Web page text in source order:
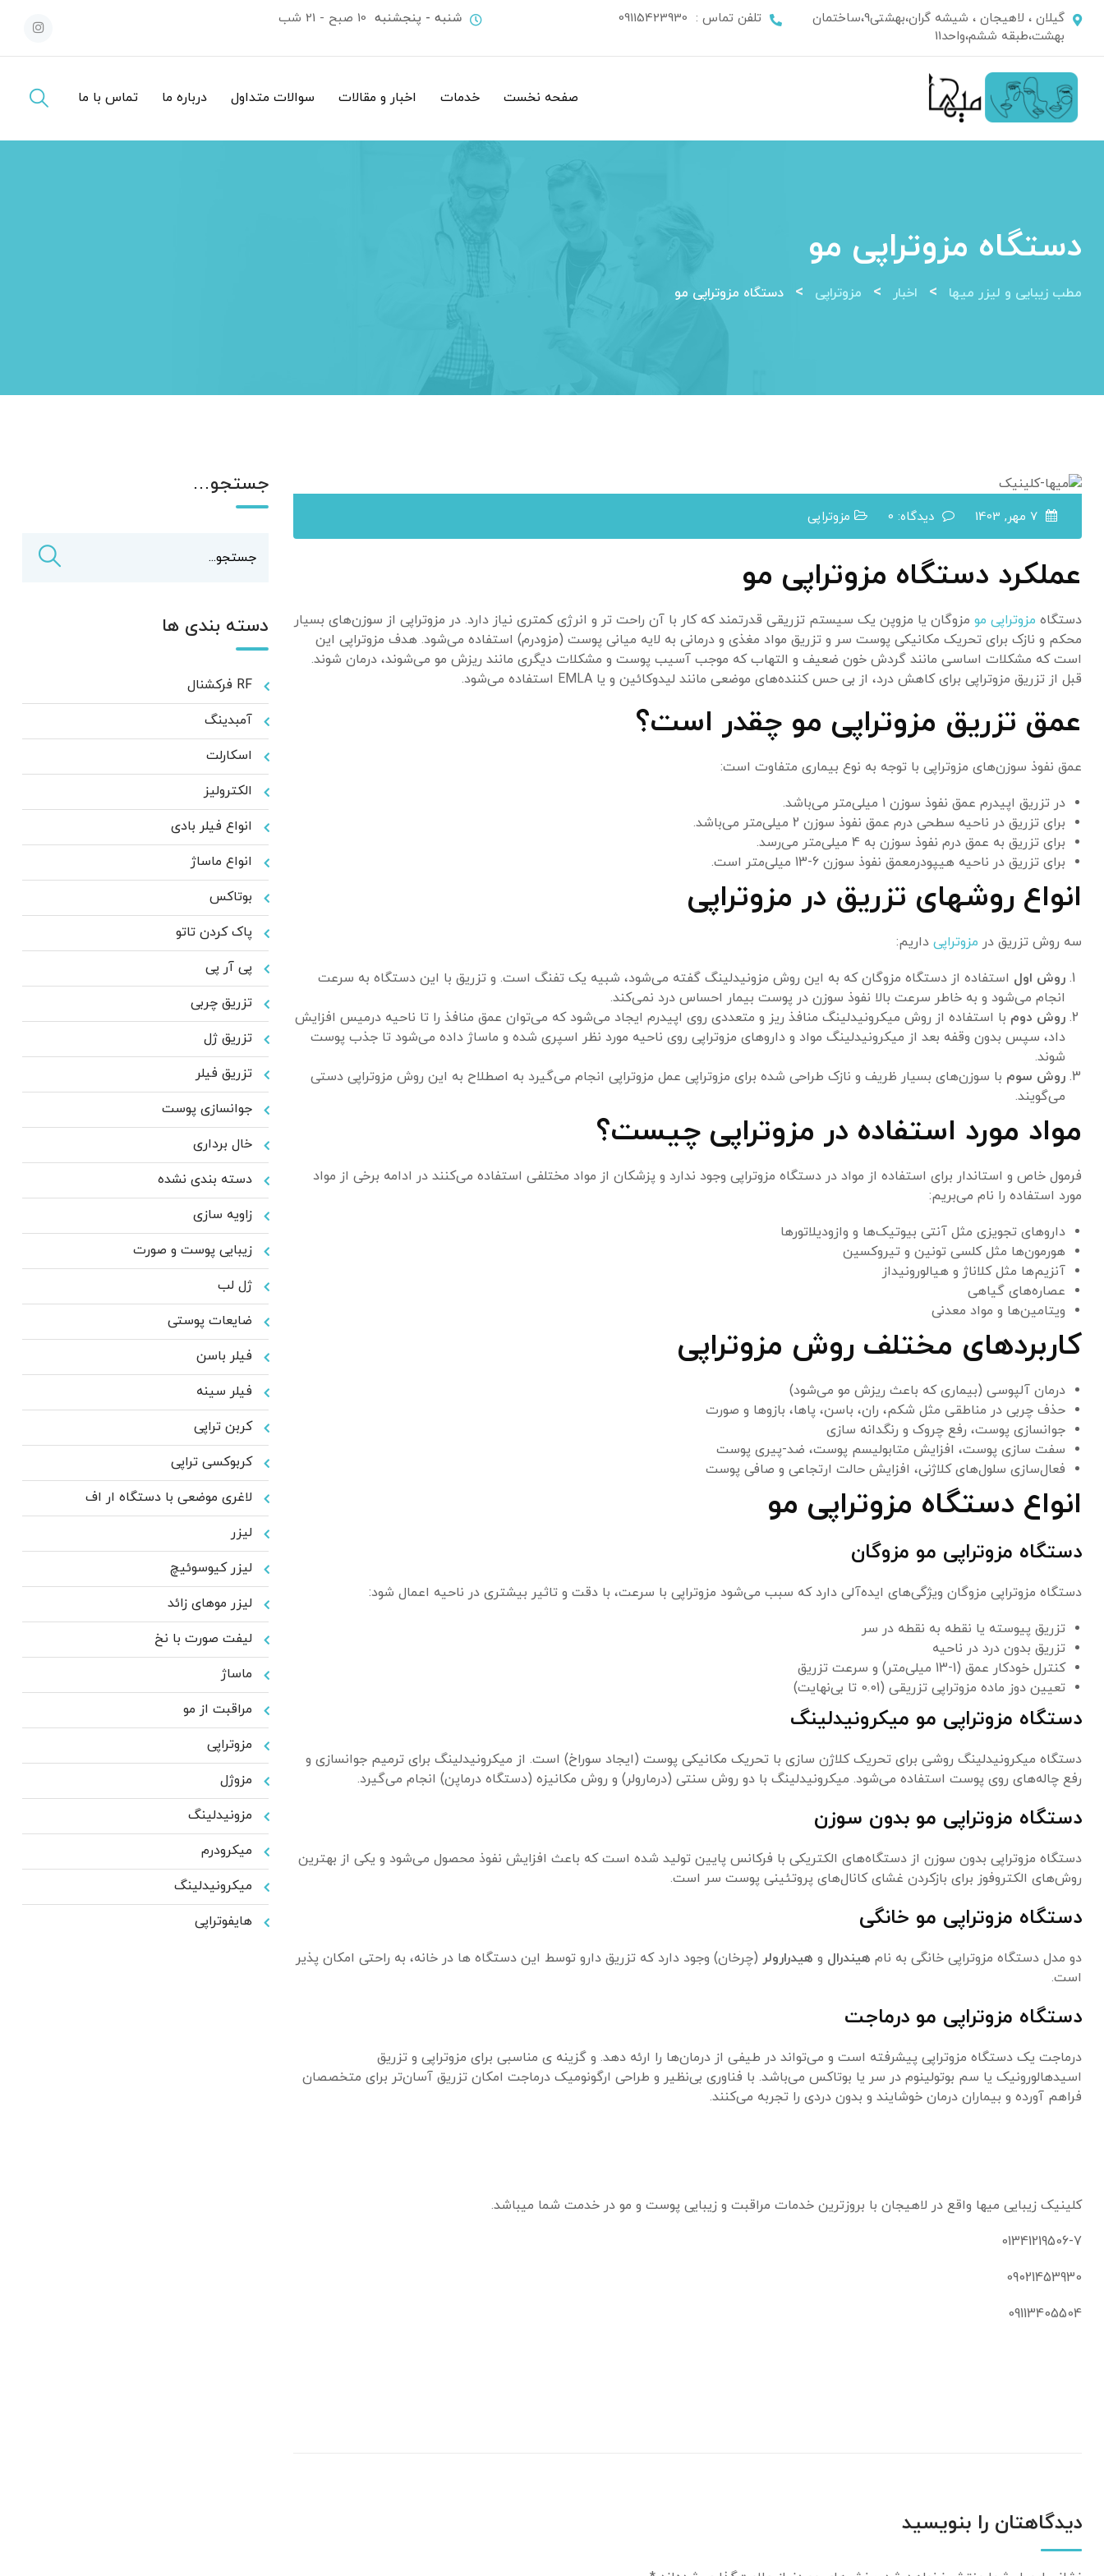
content
گیلان ، لاهیجان ، شیشه گران،بهشتی9،ساختمان
بهشت،طبقه ششم،واحد11
تلفن تماس : 09115423930 شنبه - پنجشنبه 10 صبح - 21 شب
صفحه نخست خدمات اخبار و مقالات سوالات متداول درباره ما تماس با ما
دستگاه مزوتراپی مو
مطب زیبایی و لیزر میها > اخبار > مزوتراپی > دستگاه مزوتراپی مو
دیدگاه: 0 مزوتراپی
عملکرد دستگاه مزوتراپی مو
دستگاه مزوتراپی مو مزوگان یا مزوپن یک سیستم تزریقی قدرتمند که کار با آن راحت تر و انرژی کمتری نیاز دارد. در مزوتراپی از سوزن‌های بسیار
محکم و نازک برای تحریک مکانیکی پوست سر و تزریق مواد مغذی و درمانی به لایه میانی پوست (مزودرم) استفاده می‌شود. هدف مزوتراپی این
است که مشکلات اساسی مانند گردش خون ضعیف و التهاب که موجب آسیب پوست و مشکلات دیگری مانند ریزش مو می‌شوند، درمان شوند.
قبل از تزریق مزوتراپی برای کاهش درد، از بی حس کننده‌های موضعی مانند لیدوکائین و یا EMLA استفاده می‌شود.
عمق تزریق مزوتراپی مو چقدر است؟
عمق نفوذ سوزن‌های مزوتراپی با توجه به نوع بیماری متفاوت است:
در تزریق اپیدرم عمق نفوذ سوزن 1 میلی‌متر می‌باشد.
برای تزریق در ناحیه سطحی درم عمق نفوذ سوزن 2 میلی‌متر می‌باشد.
برای تزریق به عمق درم نفوذ سوزن به 4 میلی‌متر می‌رسد.
برای تزریق در ناحیه هیپودرمعمق نفوذ سوزن 6-13 میلی‌متر است.
انواع روشهای تزریق در مزوتراپی
سه روش تزریق در مزوتراپی داریم:
روش اول استفاده از دستگاه مزوگان که به این روش مزونیدلینگ گفته می‌شود، شبیه یک تفنگ است. و تزریق با این دستگاه به سرعت
انجام می‌شود و به خاطر سرعت بالا نفوذ سوزن در پوست بیمار احساس درد نمی‌کند.
روش دوم با استفاده از روش میکرونیدلینگ منافذ ریز و متعددی روی اپیدرم ایجاد می‌شود که می‌توان عمق منافذ را تا ناحیه درمیس افزایش
داد، سپس بدون وقفه بعد از میکرونیدلینگ مواد و داروهای مزوتراپی روی ناحیه مورد نظر اسپری شده و ماساژ داده می‌شود تا جذب پوست
شوند.
روش سوم با سوزن‌های بسیار ظریف و نازک طراحی شده برای مزوتراپی عمل مزوتراپی انجام می‌گیرد به اصطلاح به این روش مزوتراپی دستی
می‌گویند.
مواد مورد استفاده در مزوتراپی چیست؟
فرمول خاص و استاندار برای استفاده از مواد در دستگاه مزوتراپی وجود ندارد و پزشکان از مواد مختلفی استفاده می‌کنند در ادامه برخی از مواد
مورد استفاده را نام می‌بریم:
داروهای تجویزی مثل آنتی بیوتیک‌ها و وازودیلاتورها
هورمون‌ها مثل کلسی تونین و تیروکسین
آنزیم‌ها مثل کلاناژ و هیالورونیداز
عصاره‌های گیاهی
ویتامین‌ها و مواد معدنی
کاربردهای مختلف روش مزوتراپی
درمان آلپوسی (بیماری که باعث ریزش مو می‌شود)
حذف چربی در مناطقی مثل شکم، ران، باسن، پاها، بازوها و صورت
جوانسازی پوست، رفع چروک و رنگدانه سازی
سفت سازی پوست، افزایش متابولیسم پوست، ضد-پیری پوست
فعال‌سازی سلول‌های کلاژنی، افزایش حالت ارتجاعی و صافی پوست
انواع دستگاه مزوتراپی مو
دستگاه مزوتراپی مو مزوگان
دستگاه مزوتراپی مزوگان ویژگی‌های ایده‌آلی دارد که سبب می‌شود مزوتراپی با سرعت، با دقت و تاثیر بیشتری در ناحیه اعمال‌ شود:
تزریق پیوسته یا نقطه به نقطه در سر
تزریق بدون درد در ناحیه
کنترل خودکار عمق (1-13 میلی‌متر) و سرعت تزریق
تعیین دوز ماده مزوتراپی تزریقی (0.01 تا بی‌نهایت)
دستگاه مزوتراپی مو میکرونیدلینگ
دستگاه میکرونیدلینگ روشی برای تحریک کلاژن سازی با تحریک مکانیکی پوست (ایجاد سوراخ) است. از میکرونیدلینگ برای ترمیم جوانسازی و
رفع چاله‌های روی پوست استفاده می‌شود. میکرونیدلینگ با دو روش سنتی (درمارولر) و روش مکانیزه (دستگاه درماپن) انجام می‌گیرد.
دستگاه مزوتراپی مو بدون سوزن
دستگاه مزوتراپی بدون سوزن از دستگاه‌های الکتریکی با فرکانس پایین تولید شده است که باعث افزایش نفوذ محصول می‌شود و یکی از بهترین
روش‌های الکتروفوز برای بازکردن غشای کانال‌های پروتئینی پوست سر است.
دستگاه مزوتراپی مو خانگی
دو مدل دستگاه مزوتراپی خانگی به نام هیندرال و هیدرارولر (چرخان) وجود دارد که تزریق دارو توسط این دستگاه ها در خانه، به راحتی امکان پذیر
است.
دستگاه مزوتراپی مو درماجت
درماجت یک دستگاه مزوتراپی پیشرفته است و می‌تواند در طیفی از درمان‌ها را ارئه دهد. و گزینه ی مناسبی برای مزوتراپی و تزریق
اسیدهالورونیک یا سم بوتولینوم در سر یا بوتاکس می‌باشد. با فناوری بی‌نظیر و طراحی ارگونومیک درماجت امکان تزریق آسان‌تر برای متخصصان
فراهم آورده و بیماران درمان خوشایند و بدون دردی را تجربه می‌کنند.
کلینیک زیبایی میها واقع در لاهیجان با بروزترین خدمات مراقبت و زیبایی پوست و مو در خدمت شما میباشد.
01341219506-7
09021453930
09113405504
دیدگاهتان را بنویسید
جستجو…
دسته بندی ها
RF فرکشنال
آمبدینگ
اسکارلت
الکترولیز
انواع فیلر بادی
انواع ماساژ
بوتاکس
پاک کردن تاتو
پی آر پی
تزریق چربی
تزریق ژل
تزریق فیلر
جوانسازی پوست
خال برداری
دسته بندی نشده
زاویه سازی
زیبایی پوست و صورت
ژل لب
ضایعات پوستی
فیلر باسن
فیلر سینه
کربن تراپی
کربوکسی تراپی
لاغری موضعی با دستگاه ار اف
لیزر
لیزر کیوسوئیچ
لیزر موهای زائد
لیفت صورت با نخ
ماساژ
مراقبت از مو
مزوتراپی
مزوژل
مزونیدلینگ
میکرودرم
میکرونیدلینگ
هایفوتراپی